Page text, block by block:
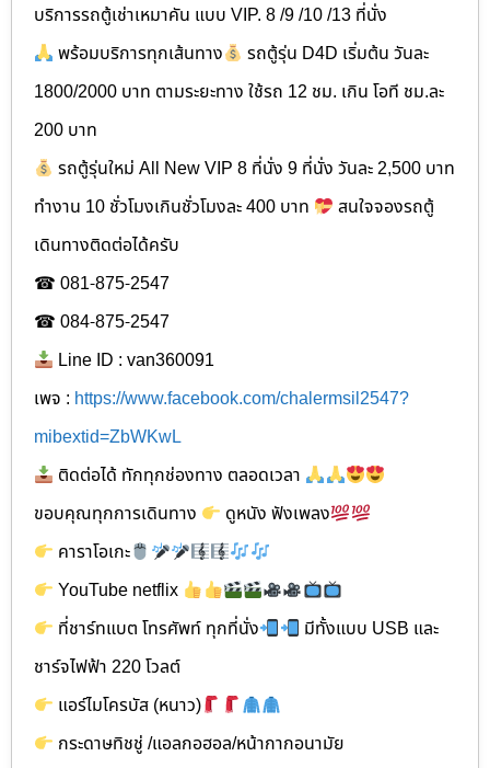
บริการรถตู้เช่าเหมาคัน แบบ VIP. 8 /9 /10 /13 ที่นั่ง
พร้อมบริการทุกเส้นทาง
รถตู้รุ่น D4D เริ่มต้น วันละ
1800​/2000 บาท ตามระยะทาง ใช้รถ 12 ชม. เกิน โอที ชม.ละ
200 บาท
รถตู้รุ่นใหม่ All New VIP 8 ที่นั่ง 9 ที่นั่ง วันละ 2,500 บาท
ทำงาน 10 ชั่วโมงเกินชั่วโมงละ 400 บาท
สนใจจองรถตู้
เดินทาง​ติดต่อได้ครับ
☎ 081-875-2547
☎ 084-875-2547
Line ID : van360091
เพจ : https://www.facebook.com/chalermsil2547?
mibextid=ZbWKwL
ติดต่อได้ ทักทุกช่องทาง ตลอดเวลา
ขอบคุณทุกการเดินทาง
ดูหนัง ฟังเพลง
คาราโอเกะ
YouTube netflix
ที่ชาร์ทแบต โทรศัพท์ ทุกที่นั่ง
มีทั้งแบบ USB และ
ชาร์จไฟฟ้า 220 โวลต์
แอร์ไมโครบัส (หนาว)
กระดาษทิชชู่ /แอลกอฮอล/หน้ากากอนามัย